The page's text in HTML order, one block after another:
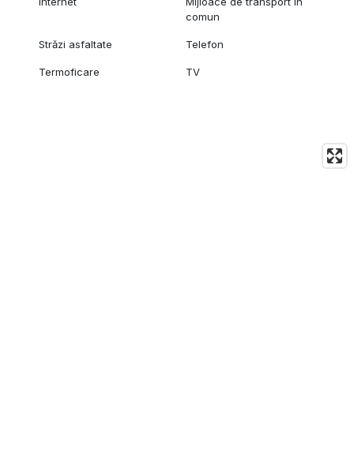
comun
Străzi asfaltate Telefon
Termoficare TV